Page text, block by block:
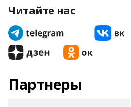
Читайте нас
Партнеры